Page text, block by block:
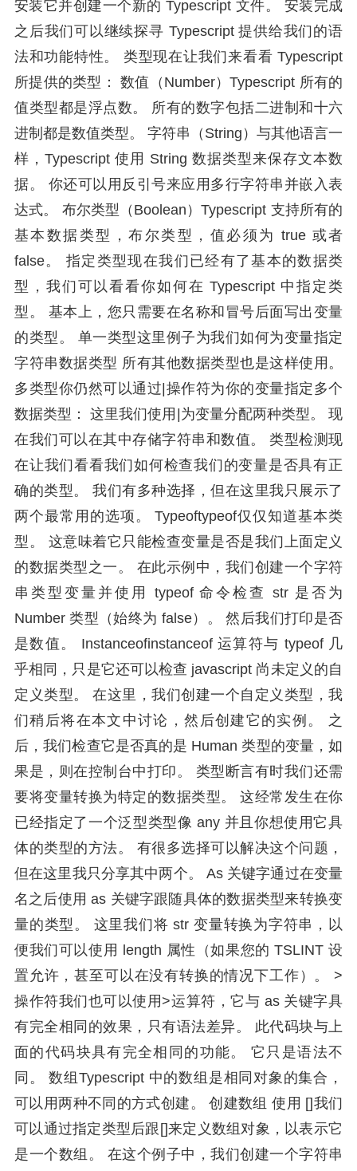
安装它并创建一个新的 Typescript 文件。 安装完成
之后我们可以继续探寻 Typescript 提供给我们的语
法和功能特性。 类型现在让我们来看看 Typescript
所提供的类型： 数值（Number）Typescript 所有的
值类型都是浮点数。 所有的数字包括二进制和十六
进制都是数值类型。 字符串（String）与其他语言一
样，Typescript 使用 String 数据类型来保存文本数
据。 你还可以用反引号来应用多行字符串并嵌入表
达式。 布尔类型（Boolean）Typescript 支持所有的
基本数据类型，布尔类型，值必须为 true 或者
false。 指定类型现在我们已经有了基本的数据类
型，我们可以看看你如何在 Typescript 中指定类
型。 基本上，您只需要在名称和冒号后面写出变量
的类型。 单一类型这里例子为我们如何为变量指定
字符串数据类型 所有其他数据类型也是这样使用。
多类型你仍然可以通过|操作符为你的变量指定多个
数据类型： 这里我们使用|为变量分配两种类型。 现
在我们可以在其中存储字符串和数值。 类型检测现
在让我们看看我们如何检查我们的变量是否具有正
确的类型。 我们有多种选择，但在这里我只展示了
两个最常用的选项。 Typeoftypeof仅仅知道基本类
型。 这意味着它只能检查变量是否是我们上面定义
的数据类型之一。 在此示例中，我们创建一个字符
串类型变量并使用 typeof 命令检查 str 是否为
Number 类型（始终为 false）。 然后我们打印是否
是数值。 Instanceofinstanceof 运算符与 typeof 几
乎相同，只是它还可以检查 javascript 尚未定义的自
定义类型。 在这里，我们创建一个自定义类型，我
们稍后将在本文中讨论，然后创建它的实例。 之
后，我们检查它是否真的是 Human 类型的变量，如
果是，则在控制台中打印。 类型断言有时我们还需
要将变量转换为特定的数据类型。 这经常发生在你
已经指定了一个泛型类型像 any 并且你想使用它具
体的类型的方法。 有很多选择可以解决这个问题，
但在这里我只分享其中两个。 As 关键字通过在变量
名之后使用 as 关键字跟随具体的数据类型来转换变
量的类型。 这里我们将 str 变量转换为字符串，以
便我们可以使用 length 属性（如果您的 TSLINT 设
置允许，甚至可以在没有转换的情况下工作）。 >
操作符我们也可以使用>运算符，它与 as 关键字具
有完全相同的效果，只有语法差异。 此代码块与上
面的代码块具有完全相同的功能。 它只是语法不
同。 数组Typescript 中的数组是相同对象的集合，
可以用两种不同的方式创建。 创建数组 使用 []我们
可以通过指定类型后跟[]来定义数组对象，以表示它
是一个数组。 在这个例子中，我们创建一个字符串